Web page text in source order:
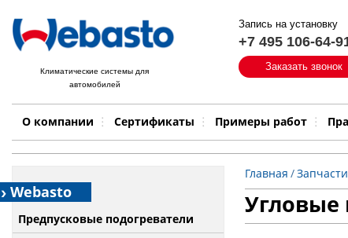
Климатические системы для
автомобилей
Запись на установку
+7 495 106-64-
Заказать звонок
О компании Сертификаты Примеры работ
Быстрый поиск:
Примеры работ Бренд
Webasto
Предпусковые подогреватели
Главная /
Угловые